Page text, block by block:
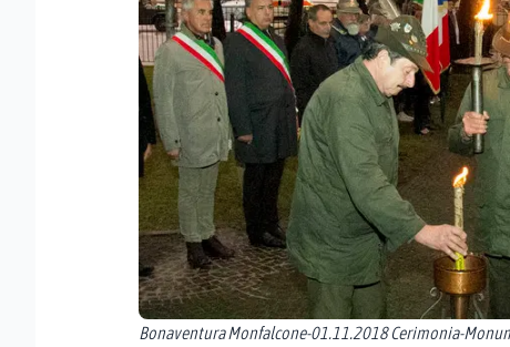
Bonaventura Monfalcone-01.11.2018 Cerimonia-